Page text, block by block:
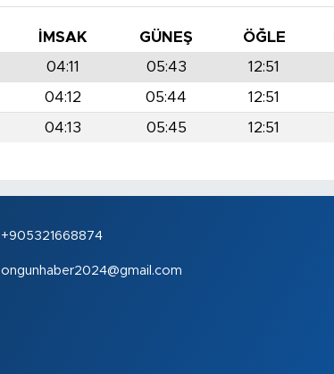
İMSAK GÜNEŞ ÖĞLE
04:11 05:43 12:51
04:12 05:44 12:51
04:13 05:45 12:51
+905321668874
ongunhaber2024@gmail.com